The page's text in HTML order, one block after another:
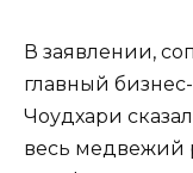
В заявлении,
главный
Чоудхари
весь медвежий